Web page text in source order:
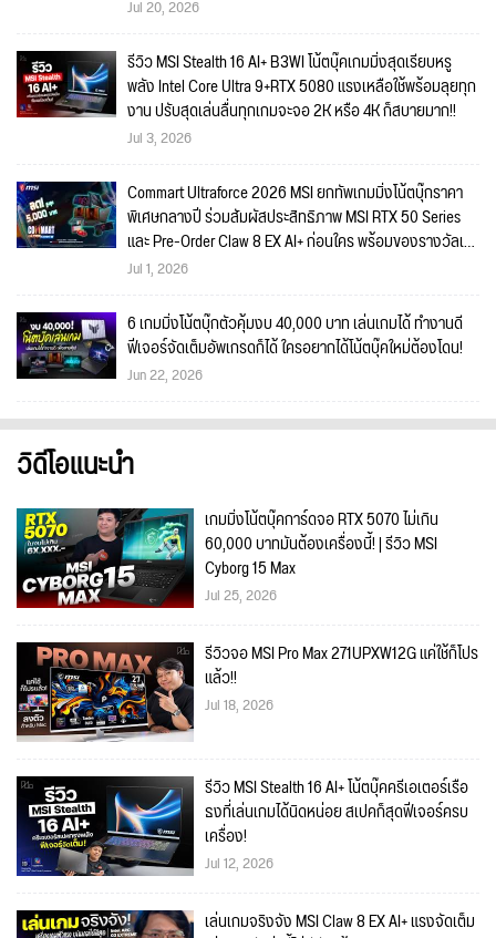
Jul 20, 2026
รีวิว MSI Stealth 16 AI+ B3WI โน้ตบุ๊คเกมมิ่งสุดเรียบหรู
พลัง Intel Core Ultra 9+RTX 5080 แรงเหลือใช้พร้อมลุยทุก
งาน ปรับสุดเล่นลื่นทุกเกมจะจอ 2K หรือ 4K ก็สบายมาก!!
Jul 3, 2026
Commart Ultraforce 2026 MSI ยกทัพเกมมิ่งโน้ตบุ๊กราคา
พิเศษกลางปี ร่วมสัมผัสประสิทธิภาพ MSI RTX 50 Series
และ Pre-Order Claw 8 EX AI+ ก่อนใคร พร้อมของรางวัลเข้า
ร่วมกิจกรรมในงาน!
Jul 1, 2026
6 เกมมิ่งโน้ตบุ๊กตัวคุ้มงบ 40,000 บาท เล่นเกมได้ ทำงานดี
ฟีเจอร์จัดเต็มอัพเกรดก็ได้ ใครอยากได้โน้ตบุ๊คใหม่ต้องโดน!
Jun 22, 2026
วิดีโอแนะนำ
เกมมิ่งโน้ตบุ๊คการ์ดจอ RTX 5070 ไม่เกิน
60,000 บาทมันต้องเครื่องนี้! | รีวิว MSI
Cyborg 15 Max
Jul 25, 2026
รีวิวจอ MSI Pro Max 271UPXW12G แค่ใช้ก็โปร
แล้ว!!
Jul 18, 2026
รีวิว MSI Stealth 16 AI+ โน้ตบุ๊คครีเอเตอร์เรือ
ธงที่เล่นเกมได้นิดหน่อย สเปคก็สุดฟีเจอร์ครบ
เครื่อง!
Jul 12, 2026
เล่นเกมจริงจัง MSI Claw 8 EX AI+ แรงจัดเต็ม